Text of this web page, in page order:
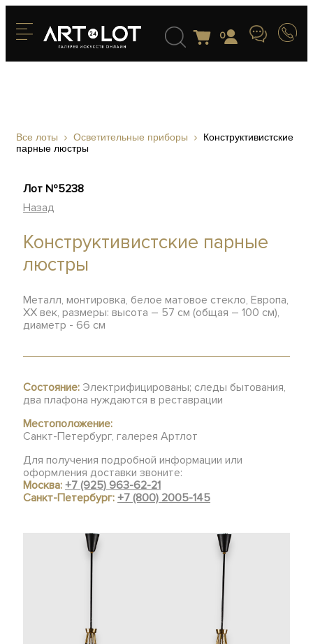
0
Все лоты Осветительные приборы
Конструктивистские
парные люстры
Лот №5238
Назад
Конструктивистские парные
люстры
Металл, монтировка, белое матовое стекло, Европа,
ХХ век, размеры: высота – 57 см (общая – 100 см),
диаметр - 66 см
Состояние: Электрифицированы; следы бытования,
два плафона нуждаются в реставрации
Местоположение:
Санкт-Петербург, галерея Артлот
Для получения подробной информации или
оформления доставки звоните:
Москва:+7 (925) 963-62-21
Санкт-Петербург:+7 (800) 2005-145